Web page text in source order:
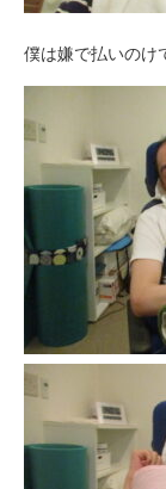
僕は嫌で払いのけ